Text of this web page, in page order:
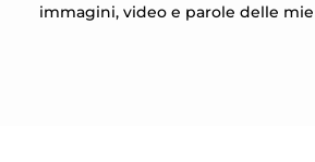
immagini, video e parole delle